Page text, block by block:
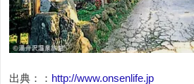
出典：： http://www.onsenlife.jp